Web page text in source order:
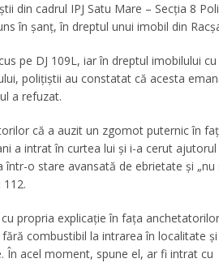
din cadrul IPJ Satu Mare – Secția 8
în șanț, în dreptul unui imobil din
pe DJ 109L, iar în dreptul imobilului cu
polițiștii au constatat că acesta
a refuzat.
că a auzit un zgomot puternic în
a intrat în curtea lui și i-a cerut ajutorul
o stare avansată de ebrietate și „nu
propria explicație în fața
combustibil la intrarea în localitate
În acel moment, spune el, ar fi intrat cu